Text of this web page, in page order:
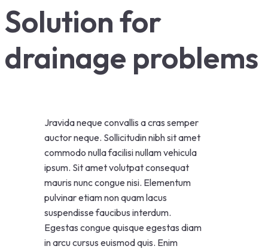
Solution for
drainage problems
Jravida neque convallis a cras semper
auctor neque. Sollicitudin nibh sit amet
commodo nulla facilisi nullam vehicula
ipsum. Sit amet volutpat consequat
mauris nunc congue nisi. Elementum
pulvinar etiam non quam lacus
suspendisse faucibus interdum.
Egestas congue quisque egestas diam
in arcu cursus euismod quis. Enim